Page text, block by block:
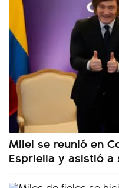
Milei se reunió en
Espriella y asistió a